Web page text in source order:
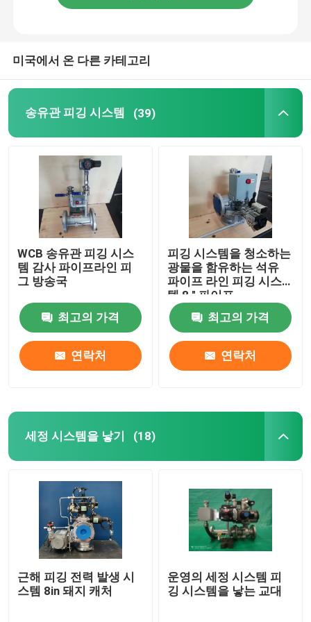
피깅 밸브
소매 달린 플러그판
동시 측정 혼합
점도 개선 용해 시스템
미국에서 온 다른 카테고리
송유관 피깅 시스템 (39)
WCB 송유관 피깅 시스
템 감사 파이프라인 피
그 방송국
최고의 가격
연락처
피깅 시스템을 청소하는
광물을 함유하는 석유
파이프 라인 피깅 시스
템 8 " 파이프
최고의 가격
연락처
세정 시스템을 낳기 (18)
근해 피깅 전력 발생 시
스템 8in 돼지 캐처
운영의 세정 시스템 피
깅 시스템을 낳는 교대